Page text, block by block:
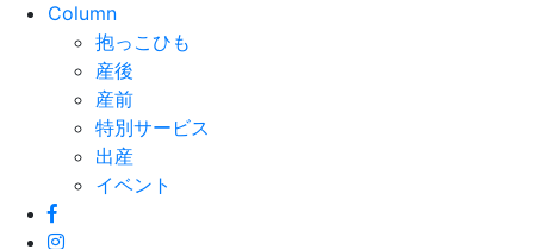
Column
抱っこひも
産後
産前
特別サービス
出産
イベント